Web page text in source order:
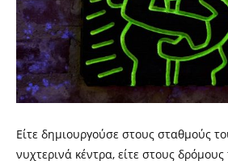
Είτε δημιουργούσε στους σταθμούς
νυχτερινά κέντρα, είτε στους